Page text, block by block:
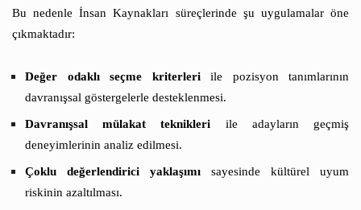
Bu nedenle İnsan Kaynakları süreçlerinde şu uygulamalar öne
çıkmaktadır:
Değer odaklı seçme kriterleriile pozisyon tanımlarının
davranışsal göstergelerle desteklenmesi.
Davranışsal mülakat teknikleri ile adayların geçmiş
deneyimlerinin analiz edilmesi.
Çoklu değerlendirici yaklaşımı sayesinde kültürel uyum
riskinin azaltılması.